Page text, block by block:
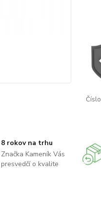
8 rokov na trhu
Značka Kameník Vás
presvedčí o kvalite